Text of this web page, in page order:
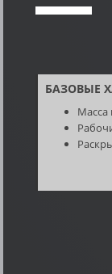
БАЗОВЫЕ
Масса